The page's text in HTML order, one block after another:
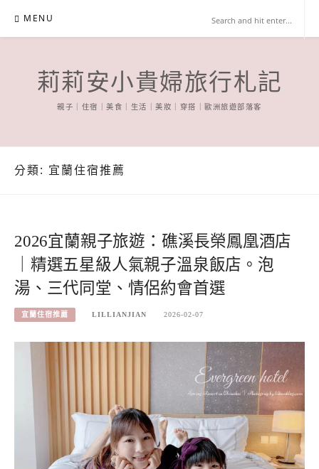
content
MENU
莉莉安小貴婦旅行札記
親子｜住宿｜美食｜生活｜美妝｜穿搭｜歐洲旅遊部落客
分類: 宜蘭住宿推薦
2026宜蘭親子旅遊：礁溪長榮鳳凰酒店
｜精選五星級人氣親子溫泉飯店。泡
湯、三代同堂、情侶約會首選
宜蘭住宿推薦 LILLIANJIAN 2026-02-07